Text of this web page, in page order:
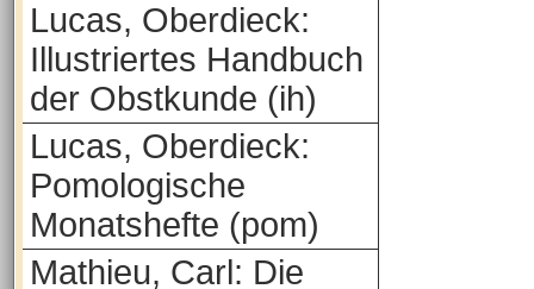
Lucas, Oberdieck:
Illustriertes Handbuch
der Obstkunde (ih)
Lucas, Oberdieck:
Pomologische
Monatshefte (pom)
Mathieu, Carl: Die